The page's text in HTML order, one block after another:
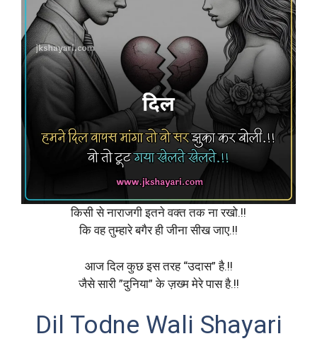
किसी से नाराजगी इतने वक्त तक ना रखो.!!
कि वह तुम्हारे बगैर ही जीना सीख जाए.!!
आज दिल कुछ इस तरह “उदास” है.!!
जैसे सारी ”दुनिया” के ज़ख्म मेरे पास है.!!
Dil Todne Wali Shayari